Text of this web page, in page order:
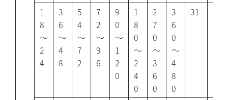
1
8
～
2
4
3
6
～
4
8
5
4
～
7
2
7
2
～
9
6
9
0
～
1
2
0
1
8
0
～
2
4
0
2
7
0
～
3
6
0
3
6
0
～
4
8
0
31